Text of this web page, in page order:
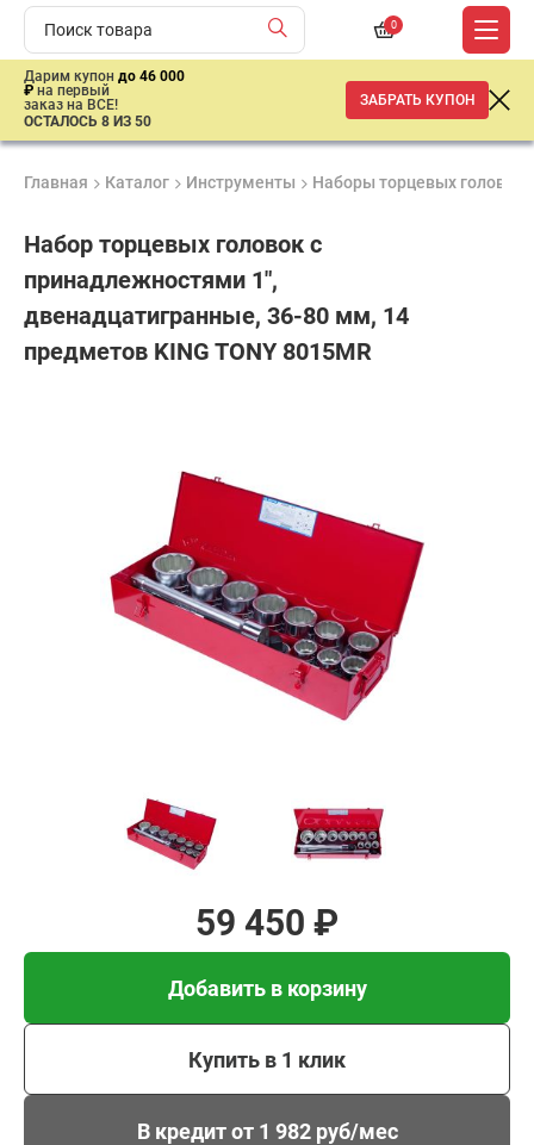
0
Дарим купон до 46 000
₽ на первый
заказ на ВСЕ!
ОСТАЛОСЬ 8 ИЗ 50
ЗАБРАТЬ КУПОН
Главная Каталог Инструменты Наборы торцевых головок
Набор торцевых головок с
принадлежностями 1",
двенадцатигранные, 36-80 мм, 14
предметов KING TONY 8015MR
59 450 ₽
Добавить в корзину
Купить в 1 клик
В кредит от 1 982 руб/мес
Добавить в корзину
мес